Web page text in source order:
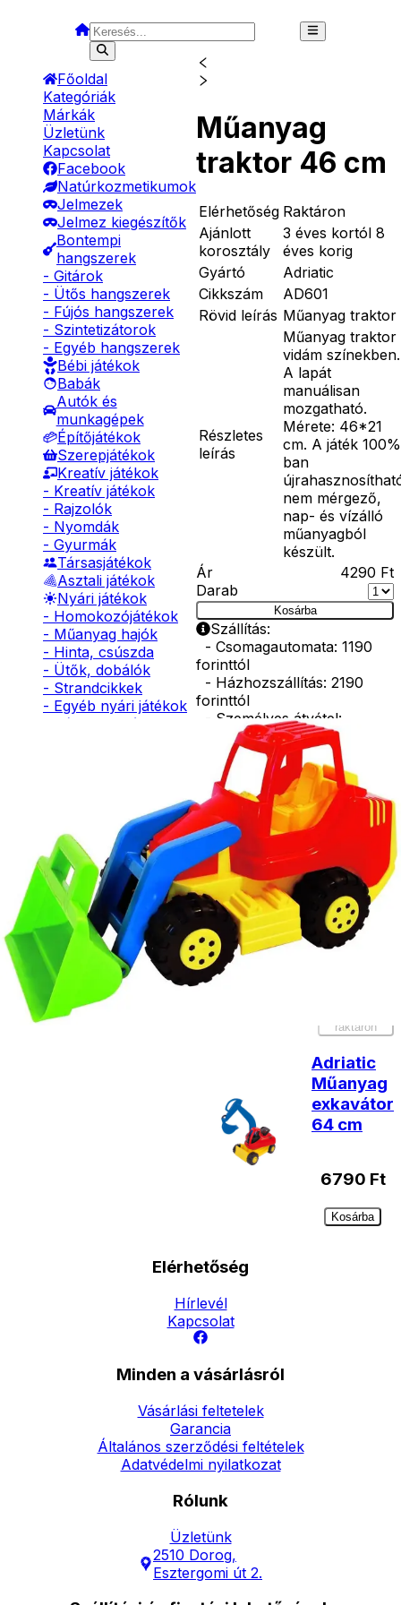
Főoldal
Kategóriák
Márkák
Üzletünk
Kapcsolat
Facebook
Natúrkozmetikumok
Jelmezek
Jelmez kiegészítők
Bontempi
hangszerek
- Gitárok
- Ütős hangszerek
- Fújós hangszerek
- Szintetizátorok
- Egyéb hangszerek
Bébi játékok
Babák
Autók és
munkagépek
Építőjátékok
Szerepjátékok
Kreatív játékok
- Kreatív játékok
- Rajzolók
- Nyomdák
- Gyurmák
Társasjátékok
Asztali játékok
Nyári játékok
- Homokozójátékok
- Műanyag hajók
- Hinta, csúszda
- Ütők, dobálók
- Strandcikkek
- Egyéb nyári játékok
Lábbal hajtós
Műanyag
traktor 46 cm
Elérhetőség Raktáron
Ajánlott
korosztály
3 éves kortól 8
éves korig
Gyártó
Adriatic
Cikkszám
AD601
Rövid leírás Műanyag traktor
Részletes
leírás
Műanyag traktor
vidám színekben.
A lapát
manuálisan
mozgatható.
Mérete: 46*21
cm. A játék
ban
nem mérgező,
nap- és vízálló
műanyagból
készült.
Ár
4290 Ft
Darab
Kosárba
Szállítás:
- Csomagautomata: 1190
forinttól
- Házhozszállítás: 2190
forinttól
- Személyes átvétel:
ingyenesen
Kiegészítő
termékek
Műanyag
markoló
46 cm
raktáron
Adriatic
Műanyag
exkavátor
64 cm
6790 Ft
Kosárba
Elérhetőség
Hírlevél
Kapcsolat
Minden a vásárlásról
Vásárlási feltetelek
Garancia
Általános szerződési feltételek
Adatvédelmi nyilatkozat
Rólunk
Üzletünk
2510 Dorog,
Esztergomi út 2.